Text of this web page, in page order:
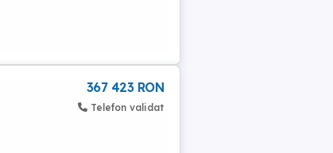
367 423 RON
Telefon validat